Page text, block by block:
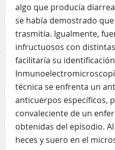
algo que producía
se había demostrado
trasmitía. Igualmente,
infructuosos con
facilitaría su
técnica se enfrenta un
anticuerpos específicos,
convaleciente de un
obtenidas del episodio.
heces y suero en el